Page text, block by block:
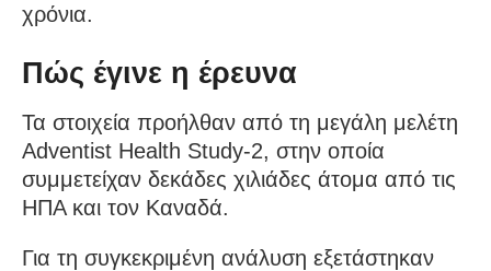
χρόνια.
Πώς έγινε η έρευνα
Τα στοιχεία προήλθαν από τη μεγάλη μελέτη
Adventist Health Study-2, στην οποία
συμμετείχαν δεκάδες χιλιάδες άτομα από τις
ΗΠΑ και τον Καναδά.
Για τη συγκεκριμένη ανάλυση εξετάστηκαν